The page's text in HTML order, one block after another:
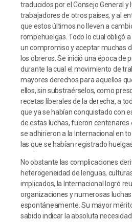
traducidos por el Consejo General y
trabajadores de otros países, y al
que estos últimos no lleven a
rompehuelgas. Todo lo cual obligó
un compromiso y aceptar muchas
los obreros. Se inició una época de
durante la cual el movimiento de
mayores derechos para aquellos
ellos, sin substraérselos, como
recetas liberales de la derecha, a
que ya se habían conquistado con
de estas luchas, fueron centenares
se adhirieron a la Internacional en
las que se habían registrado
No obstante las complicaciones
heterogeneidad de lenguas,
implicados, la Internacional logró
organizaciones y numerosas
espontáneamente. Su mayor
sabido indicar la absoluta